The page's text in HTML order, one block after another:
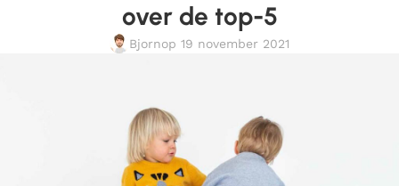
over de top-5
Bjornop 19 november 2021